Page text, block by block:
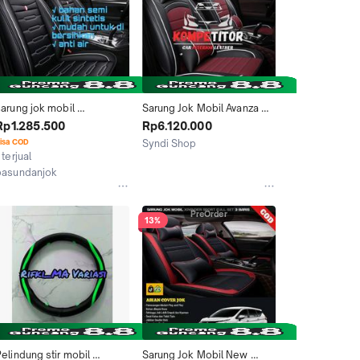
jok mobil
COD
terjual
Sarung Jok Mobil Avanza
Innova Xpander Fortuner
Triton Outlander CRV Innova
Reborn Civic Acoord Pajero
Rp6.120.000
Syndi Shop
stir mobil
13%
PreOrder
Sarung Jok Mobil New